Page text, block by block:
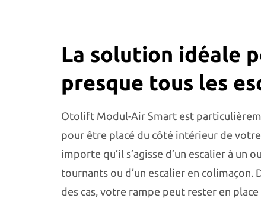
La solution idéale
presque tous les
Otolift Modul-Air Smart est
pour être placé du côté intérieur de votre
importe qu’il s’agisse d’un escalier à un
tournants ou d’un escalier en colimaçon.
des cas, votre rampe peut rester en